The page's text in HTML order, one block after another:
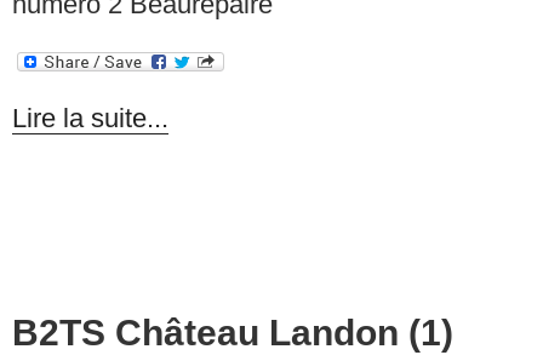
Lire la suite...
B2TS Château Landon (1)